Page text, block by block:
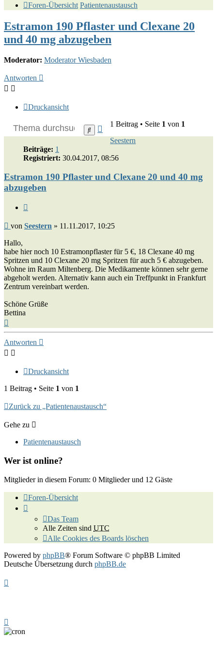
Foren-Übersicht Patientenaustausch
Estramon 190 Pflaster und Clexane 20
und 40 mg abzugeben
Moderator: Moderator Wiesbaden
Antworten
Druckansicht
Suche Erweiterte
Suche
1 Beitrag • Seite 1 von 1
Seestern
Beiträge: 1
Registriert: 30.04.2017, 08:56
Estramon 190 Pflaster und Clexane 20 und 40 mg
abzugeben
Beitrag
von Seestern » 11.11.2017, 10:25
Hallo,
habe hier noch 10 Estramonpflaster für 5 €, 18 Clexane 40 mg
Spritzen und 10 Clexane 20 mg Spritzen für auch 5 € abzugeben.
Wohne im Raum Miltenberg. Die Medikamente können sehr gerne
abgeholt werden. Alternativ kann auch ein Treffpunkt in Frankfurt
Zentrum vereinbart werden.
Schöne Grüße
Bettina
oben
Antworten
Druckansicht
1 Beitrag • Seite 1 von 1
Zurück zu „Patientenaustausch“
Gehe zu
Patientenaustausch
Wer ist online?
Mitglieder in diesem Forum: 0 Mitglieder und 12 Gäste
Foren-Übersicht
Das Team
Alle Zeiten sind UTC
Alle Cookies des Boards löschen
Powered by phpBB® Forum Software © phpBB Limited
Deutsche Übersetzung durch phpBB.de